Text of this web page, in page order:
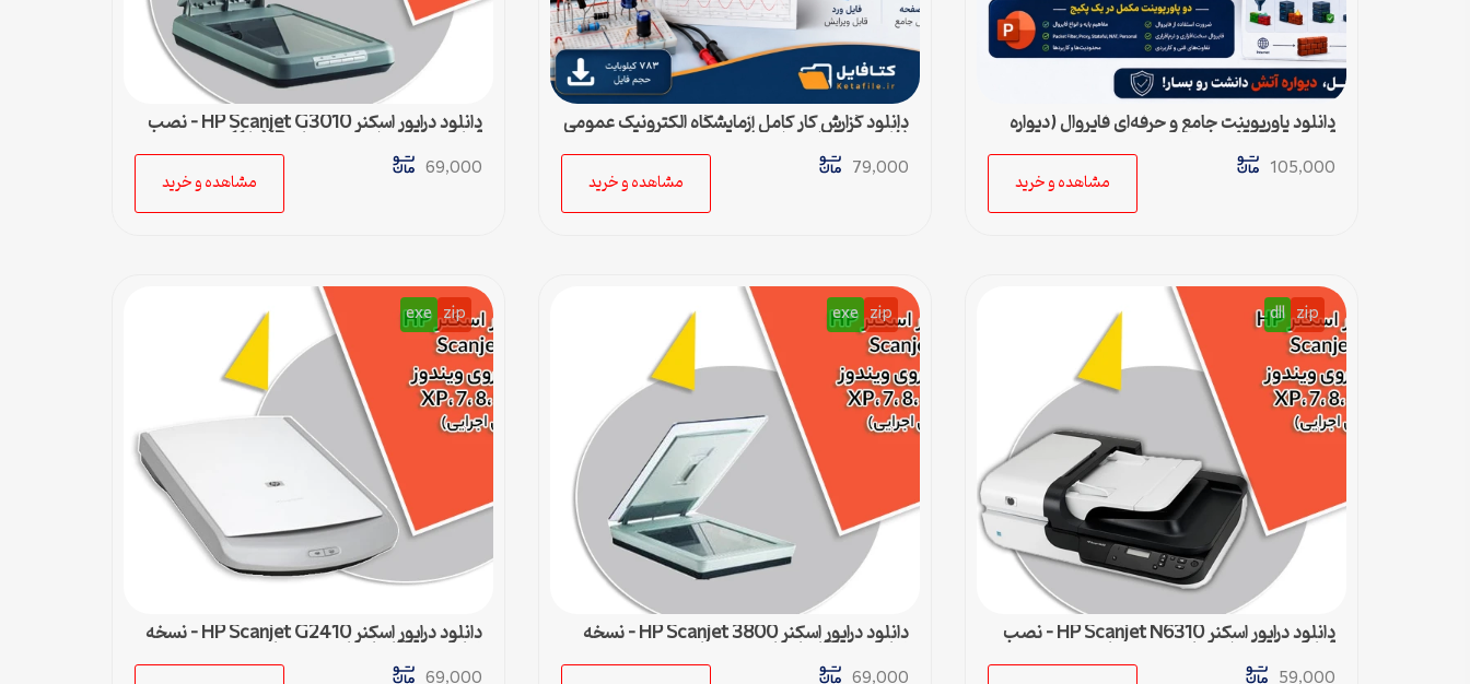
دانلود پاورپوینت جامع و حرفه‌ای فایروال (دیواره
آتش) – ویژه ارائه و پروژه
105,000
مشاهده و خرید
دانلود گزارش کار کامل آزمایشگاه الکترونیک عمومی
(فایل ورد قابل ویرایش)
79,000
مشاهده و خرید
دانلود درایور اسکنر HP Scanjet G3010 – نصب
آسان و سریع برای ویندوزهای XP تا 11
69,000
مشاهده و خرید
zip
dll
دانلود درایور اسکنر HP Scanjet N6310 – نصب
آسان و سریع برای تمامی ویندوزها
59,000
zip
exe
دانلود درایور اسکنر HP Scanjet 3800 – نسخه
نهایی و سازگار با تمام ویندوزها
69,000
zip
exe
دانلود درایور اسکنر HP Scanjet G2410 – نسخه
نهایی و سازگار با تمام ویندوزها
69,000